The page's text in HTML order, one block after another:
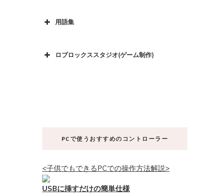
用語集
ロブロックススタジオ(ゲーム制作)
PCで使うおすすめのコントローラー
<子供でもできるPCでの操作方法解説>
USBに挿すだけの簡単仕様